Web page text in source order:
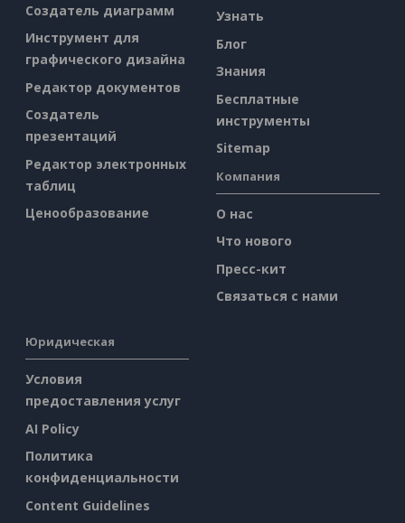
Создатель диаграмм
Инструмент для
графического дизайна
Редактор документов
Создатель
презентаций
Редактор электронных
таблиц
Ценообразование
Узнать
Блог
Знания
Бесплатные
инструменты
Sitemap
Компания
О нас
Что нового
Пресс-кит
Связаться с нами
Юридическая
Условия
предоставления услуг
AI Policy
Политика
конфиденциальности
Content Guidelines